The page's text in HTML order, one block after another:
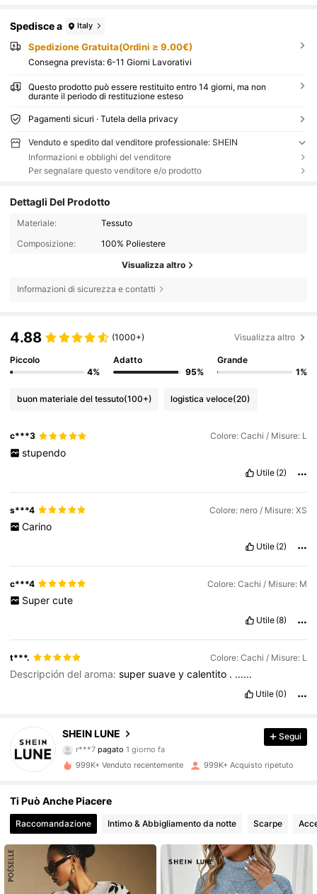
Spedisce a Italy
Spedizione Gratuita(Ordini ≥ 9.00€)
Consegna prevista: 6-11 Giorni Lavorativi
Questo prodotto può essere restituito entro 14 giorni, ma non
durante il periodo di restituzione esteso
Pagamenti sicuri · Tutela della privacy
Venduto e spedito dal venditore professionale: SHEIN
Informazioni e obblighi del venditore
Per segnalare questo venditore e/o prodotto
Dettagli Del Prodotto
Materiale:
Tessuto
Composizione:
100% Poliestere
Visualizza altro
Informazioni di sicurezza e contatti
4.88 (1000+) Visualizza altro
Piccolo
4%
Adatto
95%
Grande
1%
buon materiale del tessuto(100+) logistica veloce(20)
c***3 Colore: Cachi / Misure: L
stupendo
Utile (2)
s***4 Colore: nero / Misure: XS
Carino
Utile (2)
c***4 Colore: Cachi / Misure: M
Super cute
Utile (8)
t***. Colore: Cachi / Misure: L
Descripción del aroma:supersuaveycalentito . ......
Utile (0)
SHEIN LUNE
4.85
1M Follower
r***7 pagato1 giorno fa
4.85 1M Follower
4.85
Segui
999K+ Venduto recentemente 999K+ Acquisto ripetuto
Ti Può Anche Piacere
Raccomandazione Intimo & Abbigliamento da notte Scarpe